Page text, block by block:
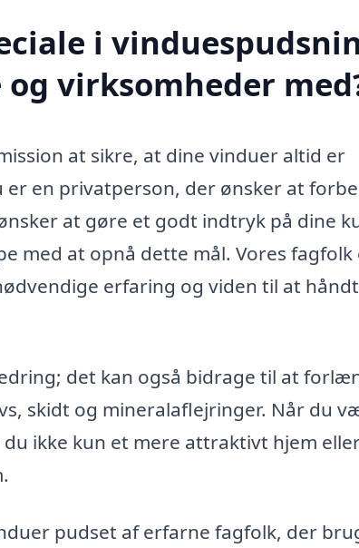
i
virksomheder
at sikre, at dine vinduer altid er
en privatperson, der ønsker at
at gøre et godt indtryk på dine
med at opnå dette mål. Vores fagfolk
erfaring og viden til at
det kan også bidrage til at
skidt og mineralaflejringer. Når du
ikke kun et mere attraktivt hjem
pudset af erfarne fagfolk, der